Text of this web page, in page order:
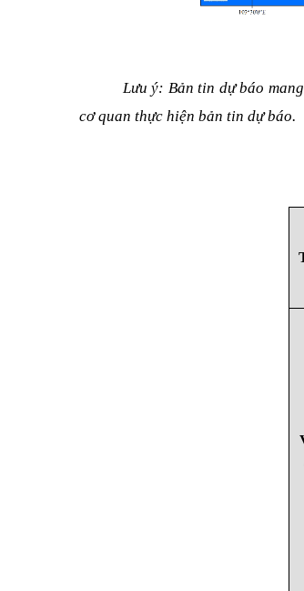
Lưu ý: Bản tin dự báo
cơ quan thực hiện bản tin dự báo.